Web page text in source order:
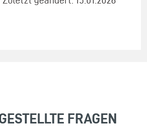
FRAGEN